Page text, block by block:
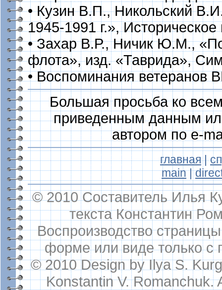
• Кузин В.П., Никольский
1945-1991 г.»,
• Захар В.Р., Ничик Ю.М.,
флота», изд. «Таврида»,
• Воспоминания ветеранов
Большая просьба ко
приведенным данным
автором по e-
главная|
main|
© 2010 Составитель Илья
текста Константин
Воспроизводство
форме или виде только с
© 2010 Design by Ilya S.
Konstantin V. Romanchuk.